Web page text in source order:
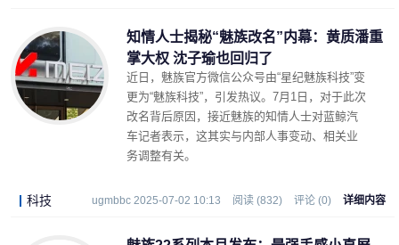
知情人士揭秘“魅族改名”内幕：黄质潘重
掌大权 沈子瑜也回归了
近日，魅族官方微信公众号由“星纪魅族科技”变
更为“魅族科技”，引发热议。7月1日，对于此次
改名背后原因，接近魅族的知情人士对蓝鲸汽
车记者表示，这其实与内部人事变动、相关业
务调整有关。
科技 ugmbbc 2025-07-02 10:13 阅读 (832) 评论 (0) 详细内容